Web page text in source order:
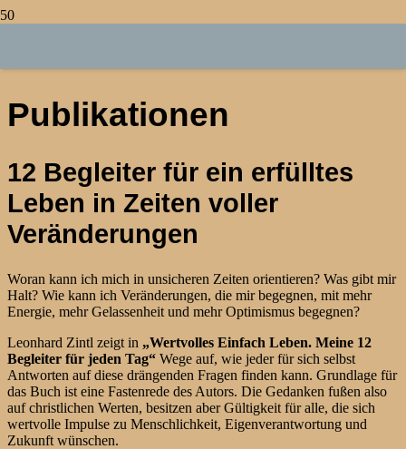
Publikationen
12 Begleiter für ein erfülltes
Leben in Zeiten voller
Veränderungen
Woran kann ich mich in unsicheren Zeiten orientieren? Was gibt mir
Halt? Wie kann ich Veränderungen, die mir begegnen, mit mehr
Energie, mehr Gelassenheit und mehr Optimismus begegnen?
Leonhard Zintl zeigt in „Wertvolles Einfach Leben. Meine 12
Begleiter für jeden Tag“ Wege auf, wie jeder für sich selbst
Antworten auf diese drängenden Fragen finden kann. Grundlage für
das Buch ist eine Fastenrede des Autors. Die Gedanken fußen also
auf christlichen Werten, besitzen aber Gültigkeit für alle, die sich
wertvolle Impulse zu Menschlichkeit, Eigenverantwortung und
Zukunft wünschen.